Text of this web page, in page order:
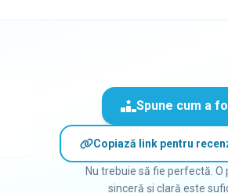
Spune cum a
Copiază link pentru
Nu trebuie să fie perfectă. O
sinceră și clară este